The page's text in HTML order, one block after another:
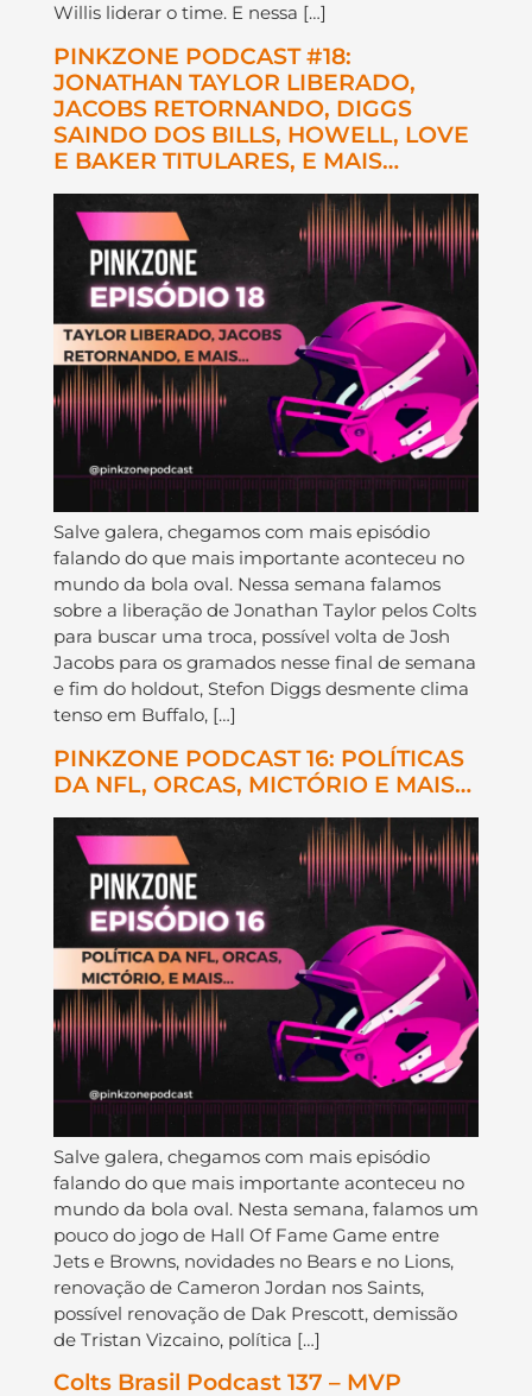
Willis liderar o time. E nessa […]
PINKZONE PODCAST #18:
JONATHAN TAYLOR LIBERADO,
JACOBS RETORNANDO, DIGGS
SAINDO DOS BILLS, HOWELL, LOVE
E BAKER TITULARES, E MAIS…
Salve galera, chegamos com mais episódio
falando do que mais importante aconteceu no
mundo da bola oval. Nessa semana falamos
sobre a liberação de Jonathan Taylor pelos Colts
para buscar uma troca, possível volta de Josh
Jacobs para os gramados nesse final de semana
e fim do holdout, Stefon Diggs desmente clima
tenso em Buffalo, […]
PINKZONE PODCAST 16: POLÍTICAS
DA NFL, ORCAS, MICTÓRIO E MAIS…
Salve galera, chegamos com mais episódio
falando do que mais importante aconteceu no
mundo da bola oval. Nesta semana, falamos um
pouco do jogo de Hall Of Fame Game entre
Jets e Browns, novidades no Bears e no Lions,
renovação de Cameron Jordan nos Saints,
possível renovação de Dak Prescott, demissão
de Tristan Vizcaino, política […]
Colts Brasil Podcast 137 – MVP